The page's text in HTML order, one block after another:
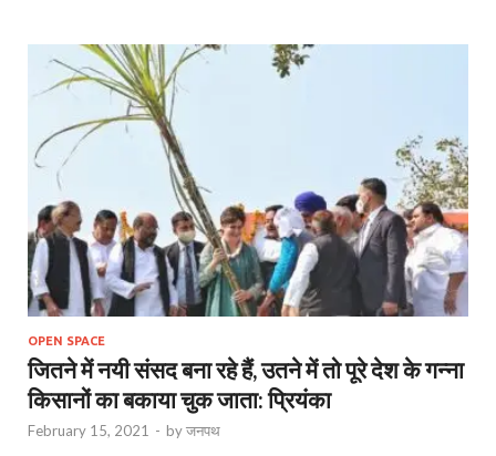
OPEN SPACE
जितने में नयी संसद बना रहे हैं, उतने में तो पूरे देश के गन्ना
किसानों का बकाया चुक जाता: प्रियंका
February 15, 2021 - byजनपथ